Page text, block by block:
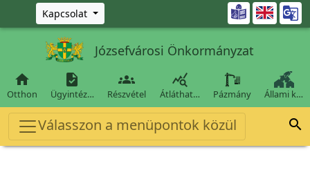
Ugrás a fő tartalomra
Kapcsolat 
Józsefvárosi Önkormányzat

Otthon

Ügyintéz…

Részvétel

Átláthat… Pázmány Állami k…
Válasszon a menüpontok közül 